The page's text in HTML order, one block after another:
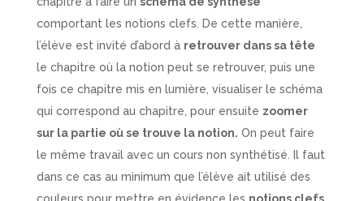
comportant les notions clefs. De cette manière,
l’élève est invité d’abord à retrouver dans sa tête
le chapitre où la notion peut se retrouver, puis une
fois ce chapitre mis en lumière, visualiser le schéma
qui correspond au chapitre, pour ensuite zoomer
sur la partie où se trouve la notion. On peut faire
le même travail avec un cours non synthétisé. Il faut
dans ce cas au minimum que l’élève ait utilisé des